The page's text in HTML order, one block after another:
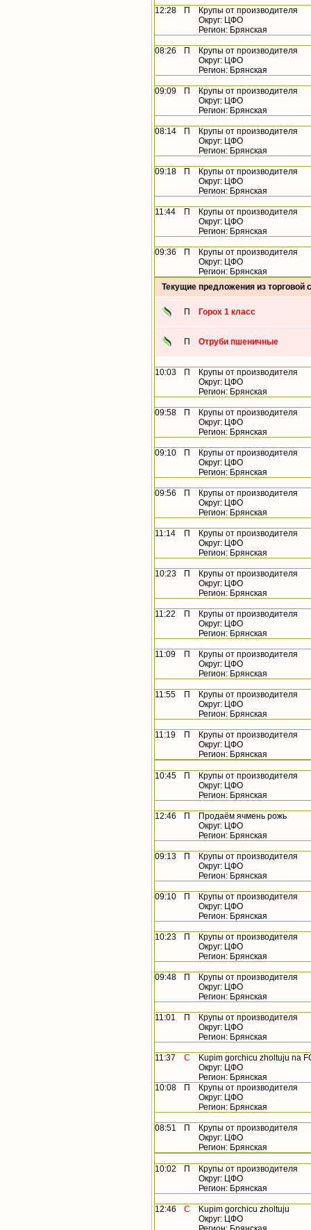
12:28 П
Крупы от производителя
Округ: ЦФО
Регион: Брянская
08:26 П
Крупы от производителя
Округ: ЦФО
Регион: Брянская
09:09 П
Крупы от производителя
Округ: ЦФО
Регион: Брянская
08:14 П
Крупы от производителя
Округ: ЦФО
Регион: Брянская
09:18 П
Крупы от производителя
Округ: ЦФО
Регион: Брянская
11:44 П
Крупы от производителя
Округ: ЦФО
Регион: Брянская
09:36 П
Крупы от производителя
Округ: ЦФО
Регион: Брянская
Текущие предложения из торговой
П Горох 1 класс
П Отруби пшеничные
10:03 П
Крупы от производителя
Округ: ЦФО
Регион: Брянская
09:58 П
Крупы от производителя
Округ: ЦФО
Регион: Брянская
09:10 П
Крупы от производителя
Округ: ЦФО
Регион: Брянская
09:56 П
Крупы от производителя
Округ: ЦФО
Регион: Брянская
11:14 П
Крупы от производителя
Округ: ЦФО
Регион: Брянская
10:23 П
Крупы от производителя
Округ: ЦФО
Регион: Брянская
11:22 П
Крупы от производителя
Округ: ЦФО
Регион: Брянская
11:09 П
Крупы от производителя
Округ: ЦФО
Регион: Брянская
11:55 П
Крупы от производителя
Округ: ЦФО
Регион: Брянская
11:19 П
Крупы от производителя
Округ: ЦФО
Регион: Брянская
10:45 П
Крупы от производителя
Округ: ЦФО
Регион: Брянская
12:46 П
Продаём ячмень рожь
Округ: ЦФО
Регион: Брянская
09:13 П
Крупы от производителя
Округ: ЦФО
Регион: Брянская
09:10 П
Крупы от производителя
Округ: ЦФО
Регион: Брянская
10:23 П
Крупы от производителя
Округ: ЦФО
Регион: Брянская
09:48 П
Крупы от производителя
Округ: ЦФО
Регион: Брянская
11:01 П
Крупы от производителя
Округ: ЦФО
Регион: Брянская
11:37 С
Kupim gorchicu zholtuju na
Округ: ЦФО
Регион: Брянская
10:08
П
Крупы от производителя
Округ: ЦФО
Регион: Брянская
08:51 П
Крупы от производителя
Округ: ЦФО
Регион: Брянская
10:02 П
Крупы от производителя
Округ: ЦФО
Регион: Брянская
12:46 С
Kupim gorchicu zholtuju
Округ: ЦФО